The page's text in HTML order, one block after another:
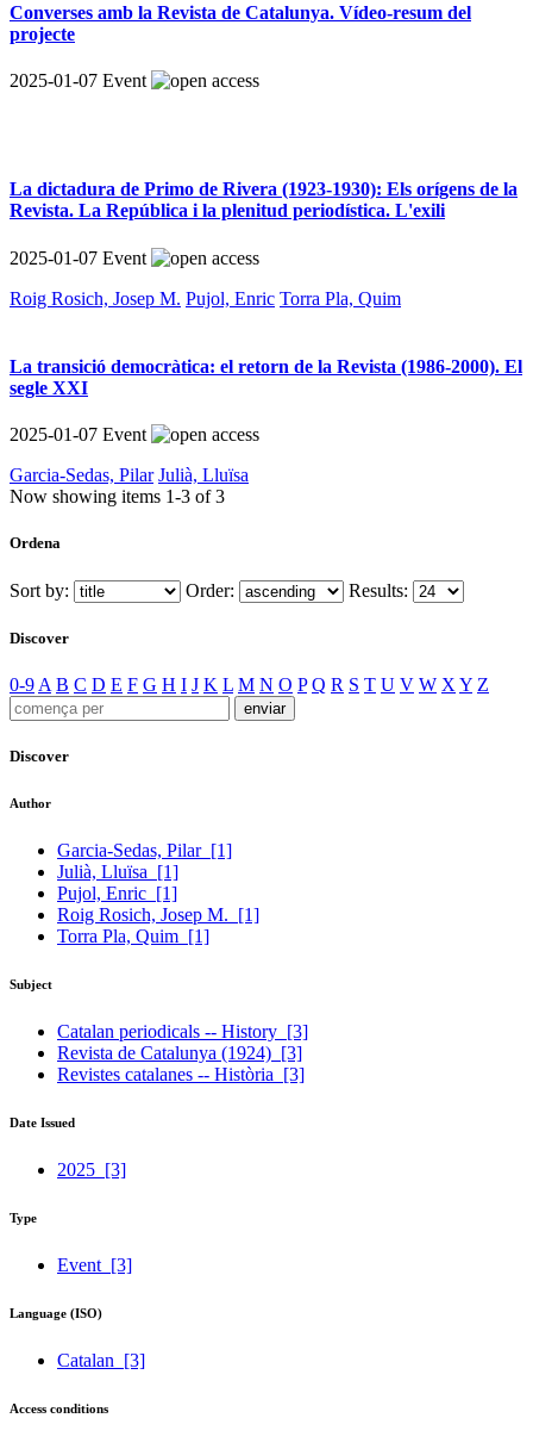
Converses amb la Revista de Catalunya. Vídeo-resum del
projecte
2025-01-07 Event
La dictadura de Primo de Rivera (1923-1930): Els orígens de la
Revista. La República i la plenitud periodística. L'exili
2025-01-07 Event
Roig Rosich, Josep M. Pujol, Enric Torra Pla, Quim
La transició democràtica: el retorn de la Revista (1986-2000). El
segle XXI
2025-01-07 Event
Garcia-Sedas, Pilar Julià, Lluïsa
Now showing items 1-3 of 3
Ordena
Sort by: Order: Results:
Discover
0-9 A B C D E F G H I J K L M N O P Q R S T U V W X Y Z
Discover
Author
Garcia-Sedas, Pilar [1]
Julià, Lluïsa [1]
Pujol, Enric [1]
Roig Rosich, Josep M. [1]
Torra Pla, Quim [1]
Subject
Catalan periodicals -- History [3]
Revista de Catalunya (1924) [3]
Revistes catalanes -- Història [3]
Date Issued
2025 [3]
Type
Event [3]
Language (ISO)
Catalan [3]
Access conditions